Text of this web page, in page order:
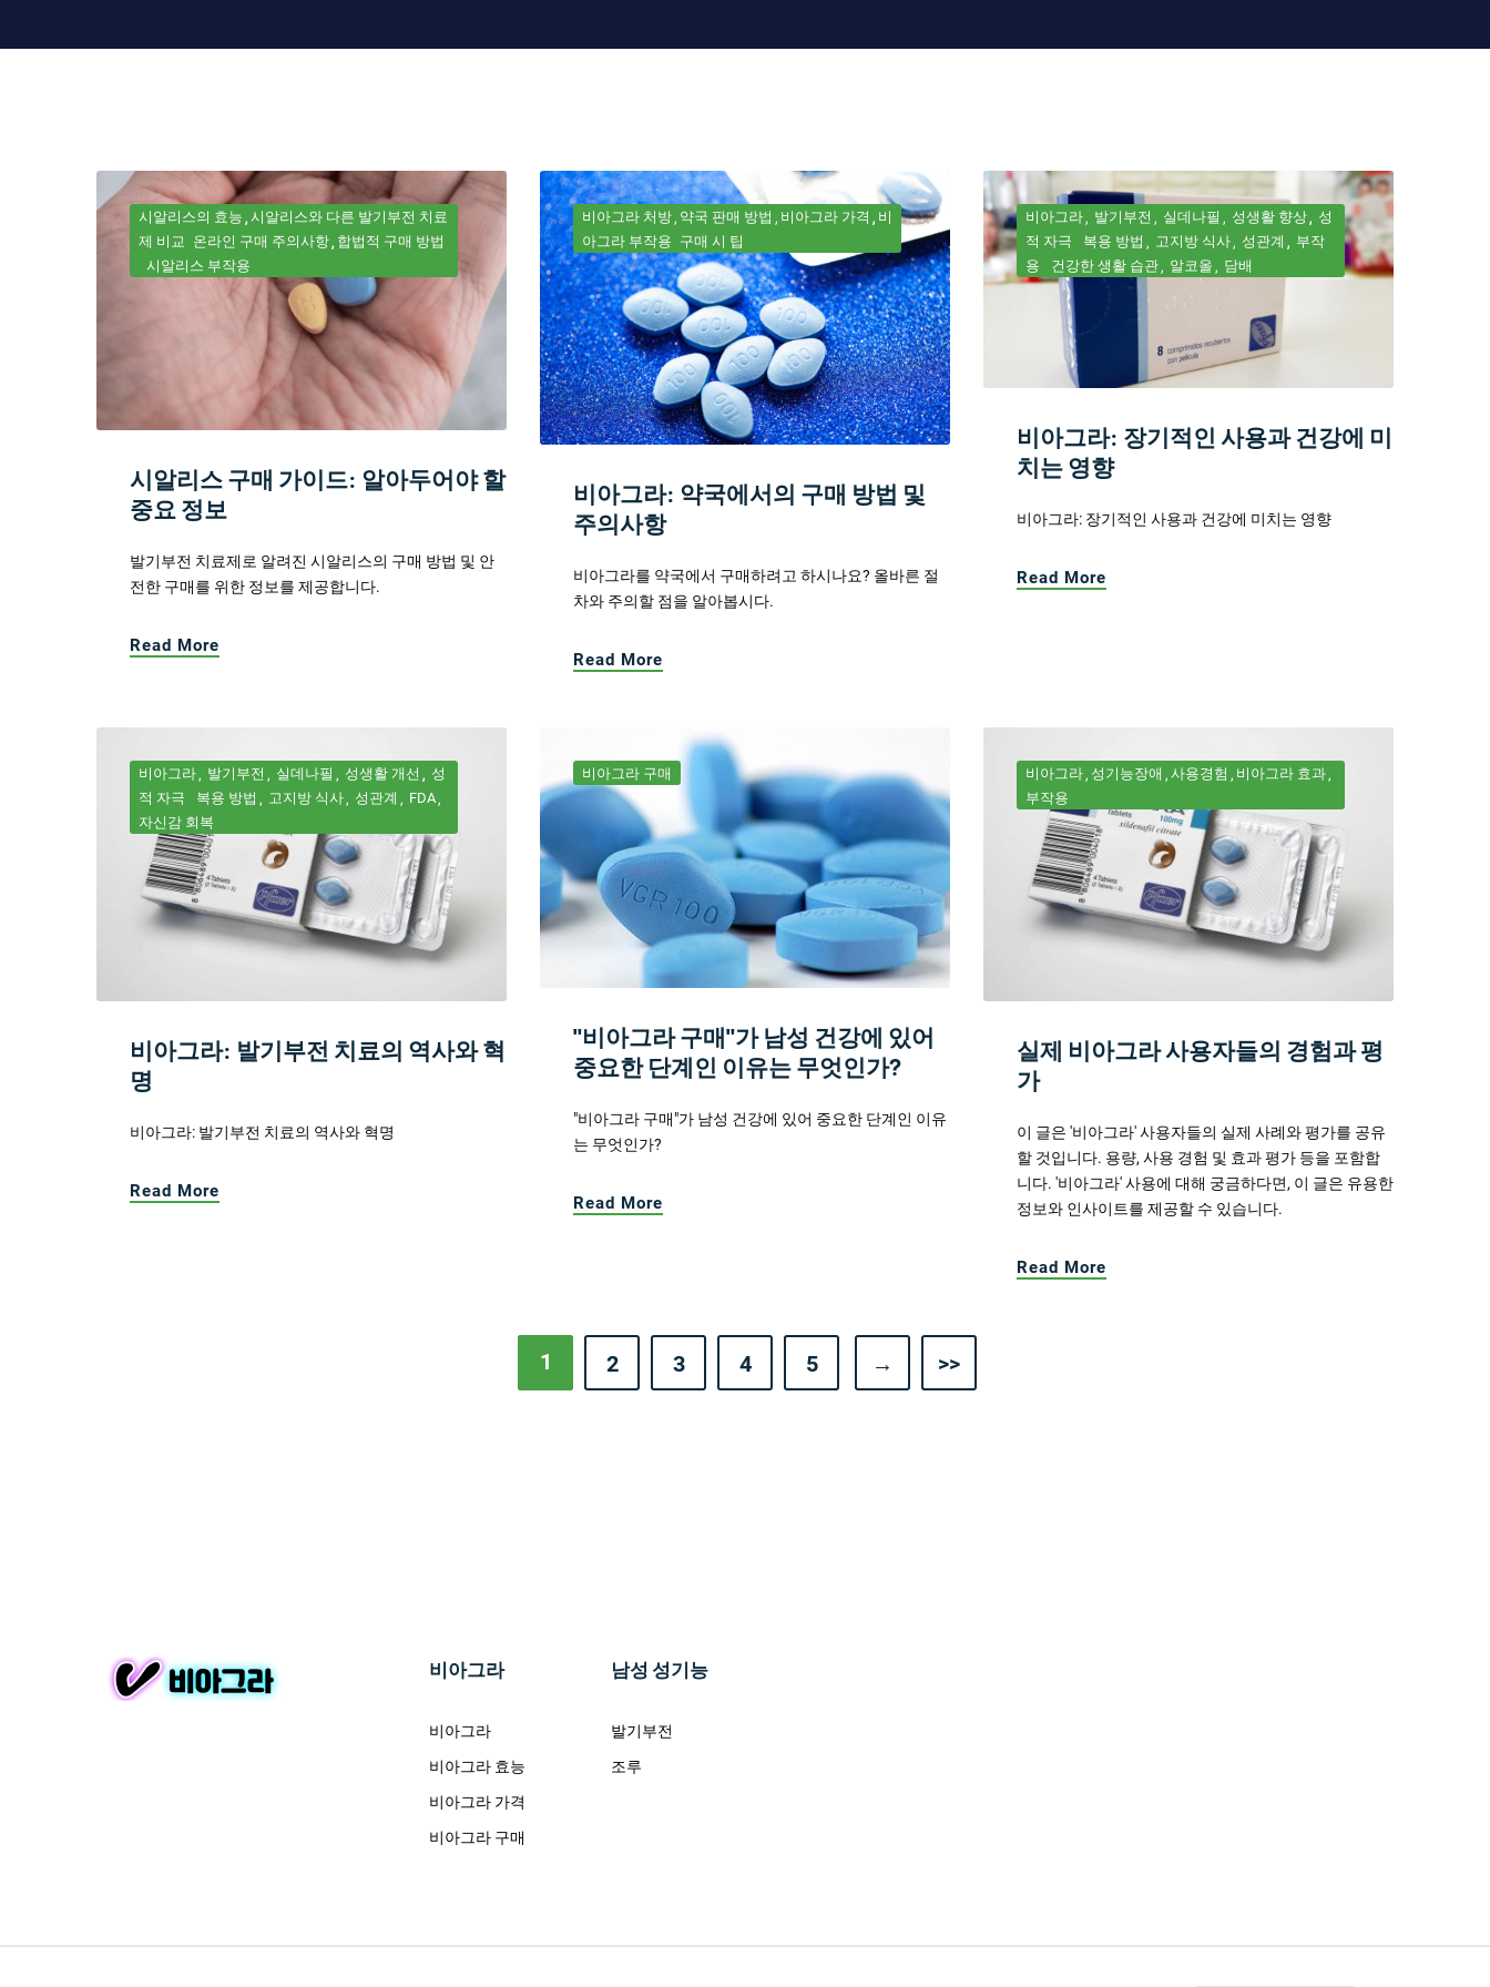
시알리스의 효능 시알리스와 다른 발기부전 치료
제 비교 온라인 구매 주의사항 합법적 구매 방법
시알리스 부작용
시알리스 구매 가이드: 알아두어야 할
중요 정보
발기부전 치료제로 알려진 시알리스의 구매 방법 및 안
전한 구매를 위한 정보를 제공합니다.
Read More
비아그라 처방 약국 판매 방법 비아그라 가격
비
아그라 부작용 구매 시 팁
비아그라: 약국에서의 구매 방법 및
주의사항
비아그라를 약국에서 구매하려고 하시나요? 올바른 절
차와 주의할 점을 알아봅시다.
Read More
비아그라 발기부전 실데나필 성생활 향상
성
적 자극
복용 방법 고지방 식사 성관계
부작
용
건강한 생활 습관 알코올 담배
비아그라: 장기적인 사용과 건강에 미
치는 영향
비아그라: 장기적인 사용과 건강에 미치는 영향
Read More
비아그라 발기부전 실데나필 성생활 개선
성
적 자극
복용 방법 고지방 식사 성관계
FDA
자신감 회복
비아그라: 발기부전 치료의 역사와 혁
명
비아그라: 발기부전 치료의 역사와 혁명
Read More
비아그라 구매
"비아그라 구매"가 남성 건강에 있어
중요한 단계인 이유는 무엇인가?
"비아그라 구매"가 남성 건강에 있어 중요한 단계인 이유
는 무엇인가?
Read More
비아그라 성기능장애 사용경험
비아그라 효과
부작용
실제 비아그라 사용자들의 경험과 평
가
이 글은 '비아그라' 사용자들의 실제 사례와 평가를 공유
할 것입니다. 용량, 사용 경험 및 효과 평가 등을 포함합
니다. '비아그라' 사용에 대해 궁금하다면, 이 글은 유용한
정보와 인사이트를 제공할 수 있습니다.
Read More
1 2 3 4 5 → >>
비아그라
비아그라
비아그라 효능
비아그라 가격
비아그라 구매
남성 성기능
발기부전
조루